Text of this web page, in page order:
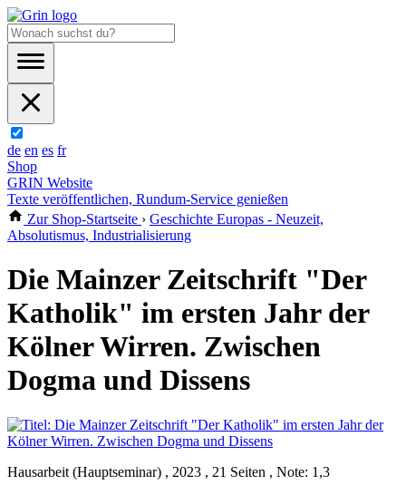
de en es fr
Shop
GRIN Website
Texte veröffentlichen, Rundum-Service genießen
Zur Shop-Startseite › Geschichte Europas - Neuzeit,
Absolutismus, Industrialisierung
Die Mainzer Zeitschrift "Der
Katholik" im ersten Jahr der
Kölner Wirren. Zwischen
Dogma und Dissens
Hausarbeit (Hauptseminar) , 2023 , 21 Seiten , Note: 1,3